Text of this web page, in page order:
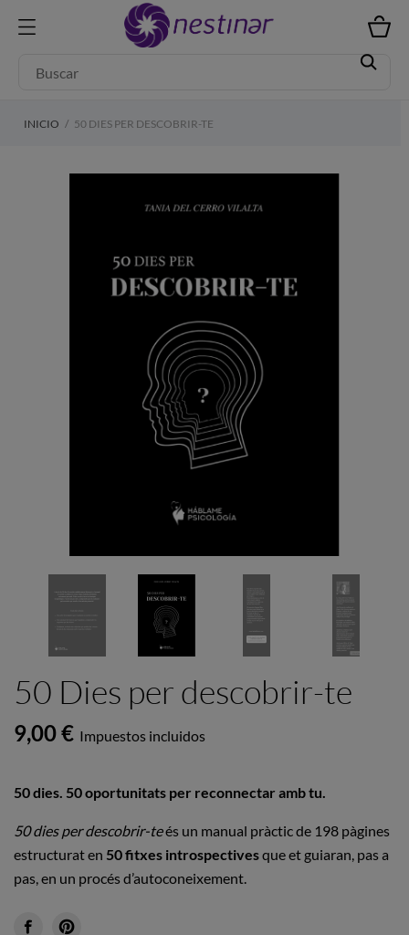
INICIO 50 DIES PER DESCOBRIR-TE
50 Dies per descobrir-te
9,00 € Impuestos incluidos
50 dies. 50 oportunitats per reconnectar amb tu.
50 dies per descobrir-teés un manual pràctic de 198 pàgines
estructurat en 50 fitxes introspectivesque et guiaran, pas a
pas, en un procés d’autoconeixement.